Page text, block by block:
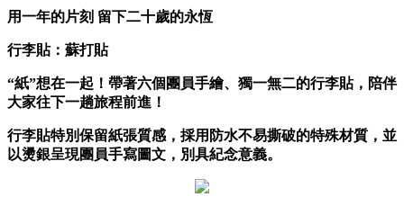
用一年的片刻 留下二十歲的永恆
行李貼：蘇打貼
“紙”想在一起！帶著六個團員手繪、獨一無二的行李貼，陪伴
大家往下一趟旅程前進！
行李貼特別保留紙張質感，採用防水不易撕破的特殊材質，並
以燙銀呈現團員手寫圖文，別具紀念意義。